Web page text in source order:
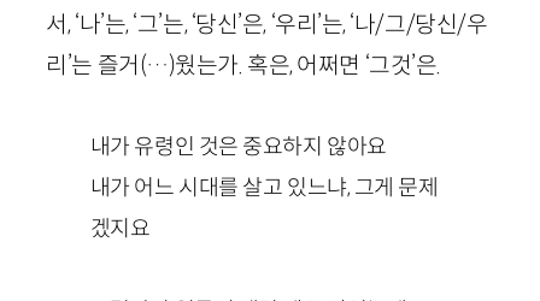
서, ‘나’는, ‘그’는, ‘당신’은, ‘우리’는, ‘나/그/당신/우
리’는 즐거(…)웠는가. 혹은, 어쩌면 ‘그것’은.
내가 유령인 것은 중요하지 않아요
내가 어느 시대를 살고 있느냐, 그게 문제
겠지요